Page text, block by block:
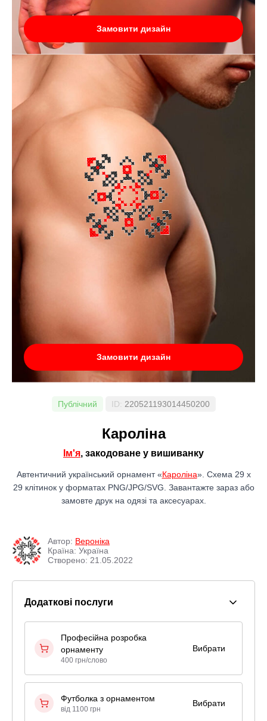
Замовити дизайн
Замовити дизайн
Публічний ID: 220521193014450200
Кароліна
Ім'я, закодоване у вишиванку
Автентичний український орнамент «Кароліна». Схема 29 x
29 клітинок у форматах PNG/JPG/SVG. Завантажте зараз або
замовте друк на одязі та аксесуарах.
Автор: Вероніка
Країна: Україна
Створено: 21.05.2022
Додаткові послуги
Професійна розробка
орнаменту
400 грн/слово
Вибрати
Футболка з орнаментом
від 1100 грн
Вибрати